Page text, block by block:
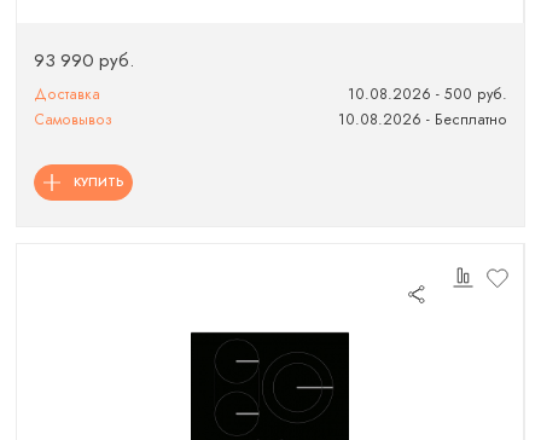
93 990 руб.
Доставка
10.08.2026 - 500 руб.
Самовывоз
10.08.2026 - Бесплатно
КУПИТЬ